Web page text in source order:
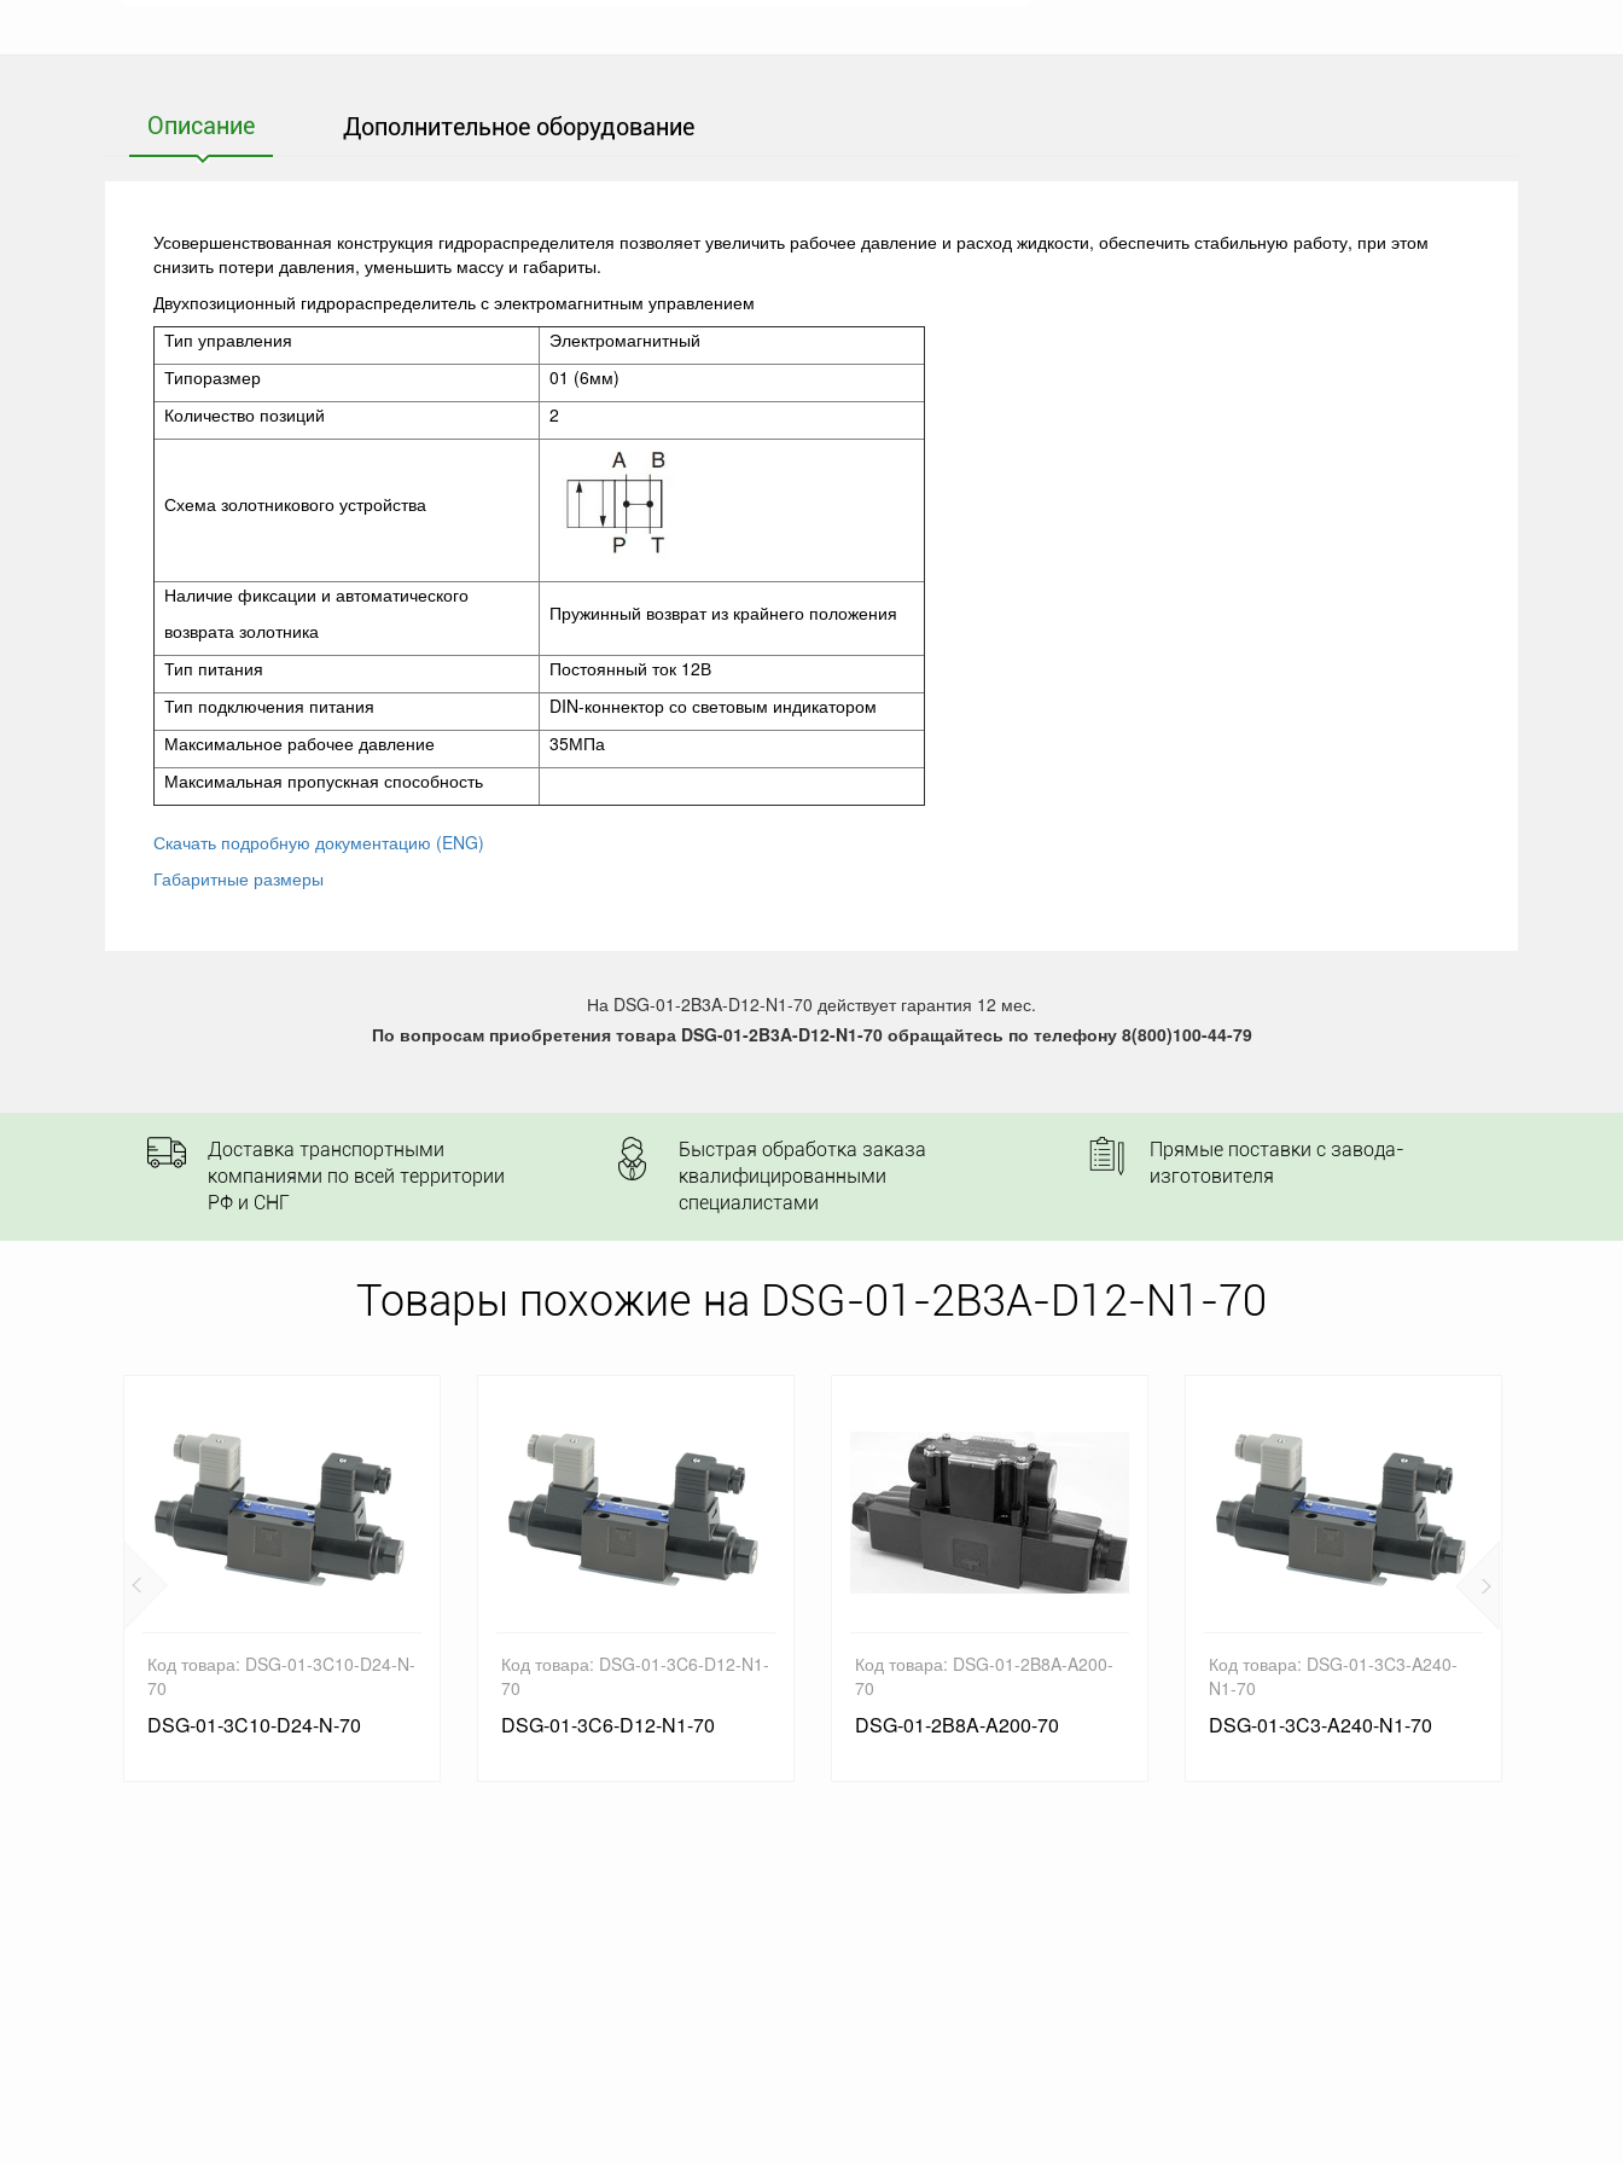
Описание Дополнительное оборудование
Усовершенствованная конструкция гидрораспределителя позволяет увеличить рабочее давление и расход жидкости, обеспечить стабильную работу, при этом
снизить потери давления, уменьшить массу и габариты.
Двухпозиционный гидрораспределитель с электромагнитным управлением
Тип управления
Электромагнитный
Типоразмер
01 (6мм)
Количество позиций
2
Схема золотникового устройства
Наличие фиксации и автоматического
возврата золотника
Пружинный возврат из крайнего положения
Тип питания
Постоянный ток 12В
Тип подключения питания
DIN-коннектор со световым индикатором
Максимальное рабочее давление
35МПа
Максимальная пропускная способность
Скачать подробную документацию (ENG)
Габаритные размеры
На DSG-01-2B3A-D12-N1-70 действует гарантия 12 мес.
По вопросам приобретения товара DSG-01-2B3A-D12-N1-70 обращайтесь по телефону 8(800)100-44-79
Доставка транспортными
компаниями по всей территории
РФ и СНГ
Быстрая обработка заказа
квалифицированными
специалистами
Прямые поставки с завода-
изготовителя
Товары похожие на DSG-01-2B3A-D12-N1-70
Код товара: DSG-01-3C10-D24-N-
70
DSG-01-3C10-D24-N-70
Код товара: DSG-01-3C6-D12-N1-
70
DSG-01-3C6-D12-N1-70
Код товара: DSG-01-2B8A-A200-
70
DSG-01-2B8A-A200-70
Код товара: DSG-01-3C3-A240-
N1-70
DSG-01-3C3-A240-N1-70